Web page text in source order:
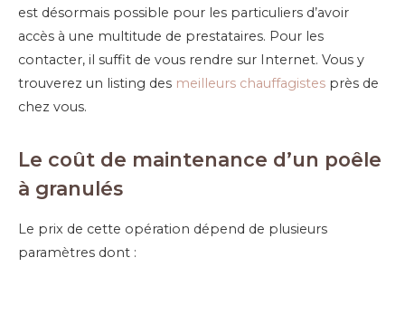
est désormais possible pour les particuliers d’avoir
accès à une multitude de prestataires. Pour les
contacter, il suffit de vous rendre sur Internet. Vous y
trouverez un listing des meilleurs chauffagistes près de
chez vous.
Le coût de maintenance d’un poêle
à granulés
Le prix de cette opération dépend de plusieurs
paramètres dont :